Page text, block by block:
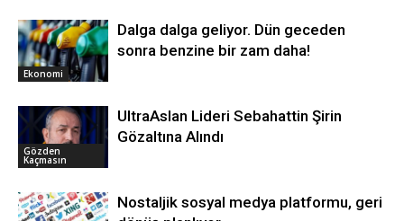
Ekonomi
Dalga dalga geliyor. Dün geceden
sonra benzine bir zam daha!
Gözden
Kaçmasın
UltraAslan Lideri Sebahattin Şirin
Gözaltına Alındı
Nostaljik sosyal medya platformu, geri